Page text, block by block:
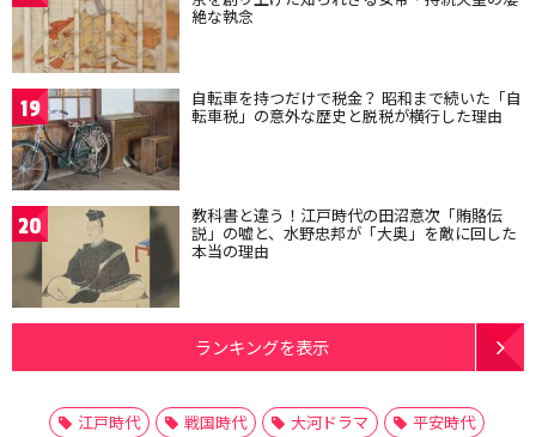
絶な執念
19 自転車を持つだけで税金？ 昭和まで続いた「自
転車税」の意外な歴史と脱税が横行した理由
20 教科書と違う！江戸時代の田沼意次「賄賂伝
説」の嘘と、水野忠邦が「大奥」を敵に回した
本当の理由
ランキングを表示
江戸時代 戦国時代 大河ドラマ
平安時代